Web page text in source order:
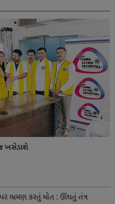
ખસેડાશે
પર ભ્રમણ કરતું મોત : ઊંઘતું તંત્ર